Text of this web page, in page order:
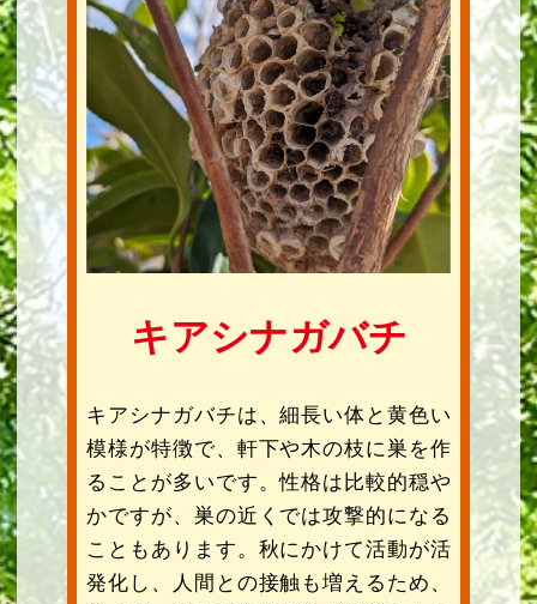
キアシナガバチ
キアシナガバチは、細長い体と黄色い
模様が特徴で、軒下や木の枝に巣を作
ることが多いです。性格は比較的穏や
かですが、巣の近くでは攻撃的になる
こともあります。秋にかけて活動が活
発化し、人間との接触も増えるため、